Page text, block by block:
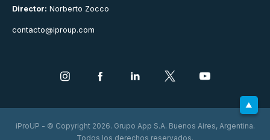
Director: Norberto Zocco
contacto@iproup.com
iProUP - © Copyright 2026. Grupo App S.A. Buenos Aires, Argentina.
Todos los derechos reservados.